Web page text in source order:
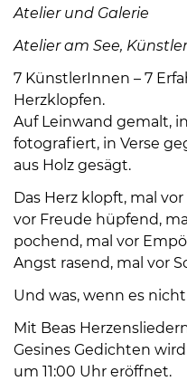
Mo,
Fr
08
Uhr
Do
08
Atelier und Galerie
Atelier am See,
7 KünstlerInnen – 7
Herzklopfen.
Auf Leinwand gemalt,
fotografiert, in Verse
aus Holz gesägt.
Das Herz klopft, mal
vor Freude hüpfend,
pochend, mal vor
Angst rasend, mal vor
Und was, wenn es
Mit Beas
Gesines Gedichten
um 11:00 Uhr eröffnet.